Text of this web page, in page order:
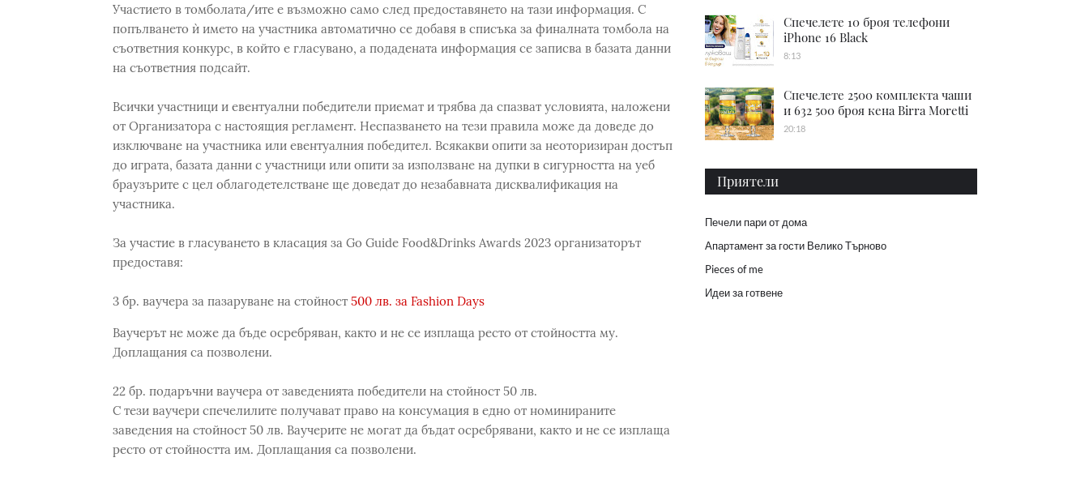
Участието в томболата/ите е възможно само след предоставянето на тази информация. С
попълването ѝ името на участника автоматично се добавя в списъка за финалната томбола на
съответния конкурс, в който е гласувано, а подадената информация се записва в базата данни
на съответния подсайт.
Всички участници и евентуални победители приемат и трябва да спазват условията, наложени
от Организатора с настоящия регламент. Неспазването на тези правила може да доведе до
изключване на участника или евентуалния победител. Всякакви опити за неоторизиран достъп
до играта, базата данни с участници или опити за използване на дупки в сигурността на уеб
браузърите с цел облагодетелстване ще доведат до незабавната дисквалификация на
участника.
За участие в гласуването в класация за Go Guide Food&Drinks Awards 2023 организаторът
предоставя:
3 бр. ваучера за пазаруване на стойност 500 лв. за Fashion Days
Ваучерът не може да бъде осребряван, както и не се изплаща ресто от стойността му.
Доплащания са позволени.
22 бр. подаръчни ваучера от заведенията победители на стойност 50 лв.
С тези ваучери спечелилите получават право на консумация в едно от номинираните
заведения на стойност 50 лв. Ваучерите не могат да бъдат осребрявани, както и не се изплаща
ресто от стойността им. Доплащания са позволени.
Спечелете 10 броя телефони
iPhone 16 Black
8:13
Спечелете 2500 комплекта чаши
и 632 500 броя кена Birra Moretti
20:18
Приятели
Печели пари от дома
Апартамент за гости Велико Търново
Pieces of me
Идеи за готвене